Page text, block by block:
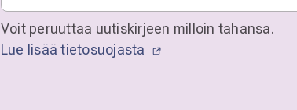
Voit peruuttaa uutiskirjeen milloin tahansa.
Lue lisää tietosuojasta